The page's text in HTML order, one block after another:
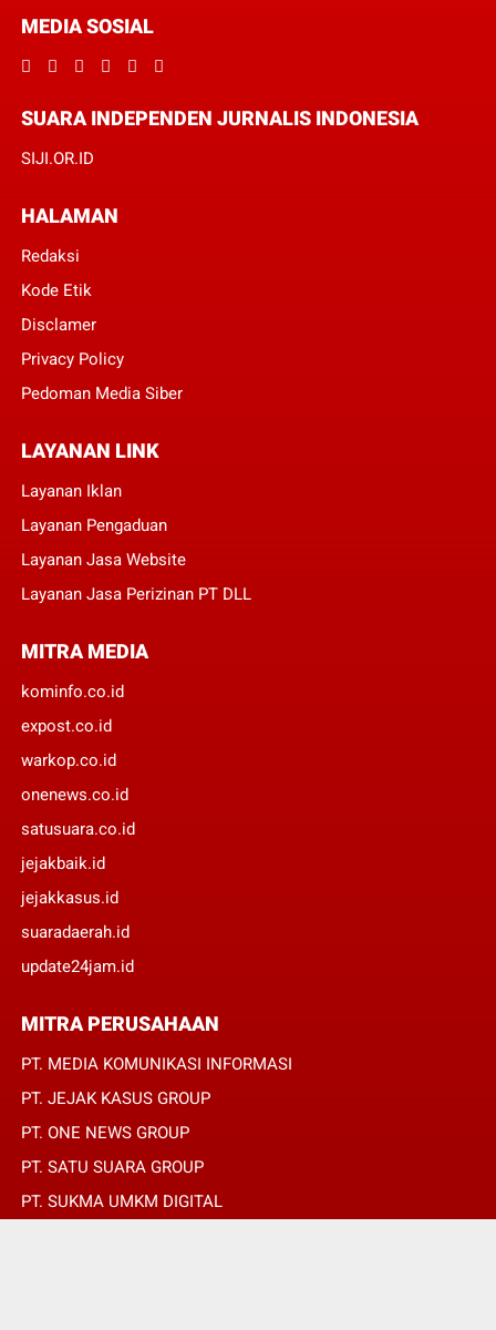
MEDIA SOSIAL
SUARA INDEPENDEN JURNALIS INDONESIA
SIJI.OR.ID
HALAMAN
Redaksi
Kode Etik
Disclamer
Privacy Policy
Pedoman Media Siber
LAYANAN LINK
Layanan Iklan
Layanan Pengaduan
Layanan Jasa Website
Layanan Jasa Perizinan PT DLL
MITRA MEDIA
kominfo.co.id
expost.co.id
warkop.co.id
onenews.co.id
satusuara.co.id
jejakbaik.id
jejakkasus.id
suaradaerah.id
update24jam.id
MITRA PERUSAHAAN
PT. MEDIA KOMUNIKASI INFORMASI
PT. JEJAK KASUS GROUP
PT. ONE NEWS GROUP
PT. SATU SUARA GROUP
PT. SUKMA UMKM DIGITAL